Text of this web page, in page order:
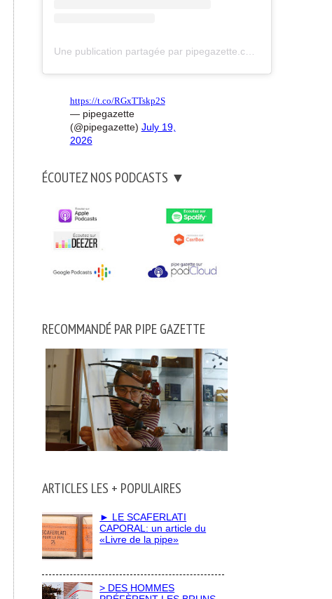
Une publication partagée par pipegazette.com (@pipegazette)
https://t.co/RGxTTskp2S
— pipegazette
(@pipegazette) July 19,
2026
ÉCOUTEZ NOS PODCASTS ▼
RECOMMANDÉ PAR PIPE GAZETTE
ARTICLES LES + POPULAIRES
► LE SCAFERLATI
CAPORAL: un article du
«Livre de la pipe»
> DES HOMMES